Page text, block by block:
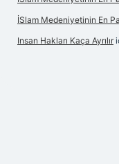
İSlam Medeniyetinin En
Insan Hakları Kaça Ayrılır